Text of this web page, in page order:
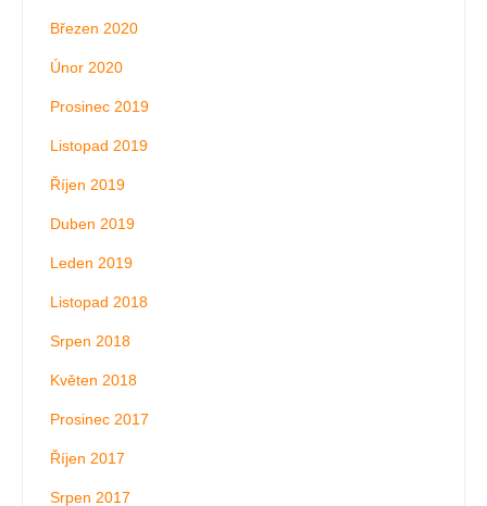
Březen 2020
Únor 2020
Prosinec 2019
Listopad 2019
Říjen 2019
Duben 2019
Leden 2019
Listopad 2018
Srpen 2018
Květen 2018
Prosinec 2017
Říjen 2017
Srpen 2017